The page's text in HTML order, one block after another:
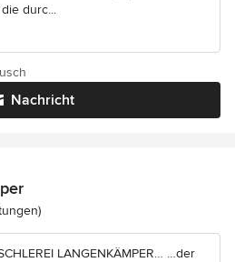
durc...
Nachricht
4.2 von 5 Sternen
LANGENKÄMPER… …der